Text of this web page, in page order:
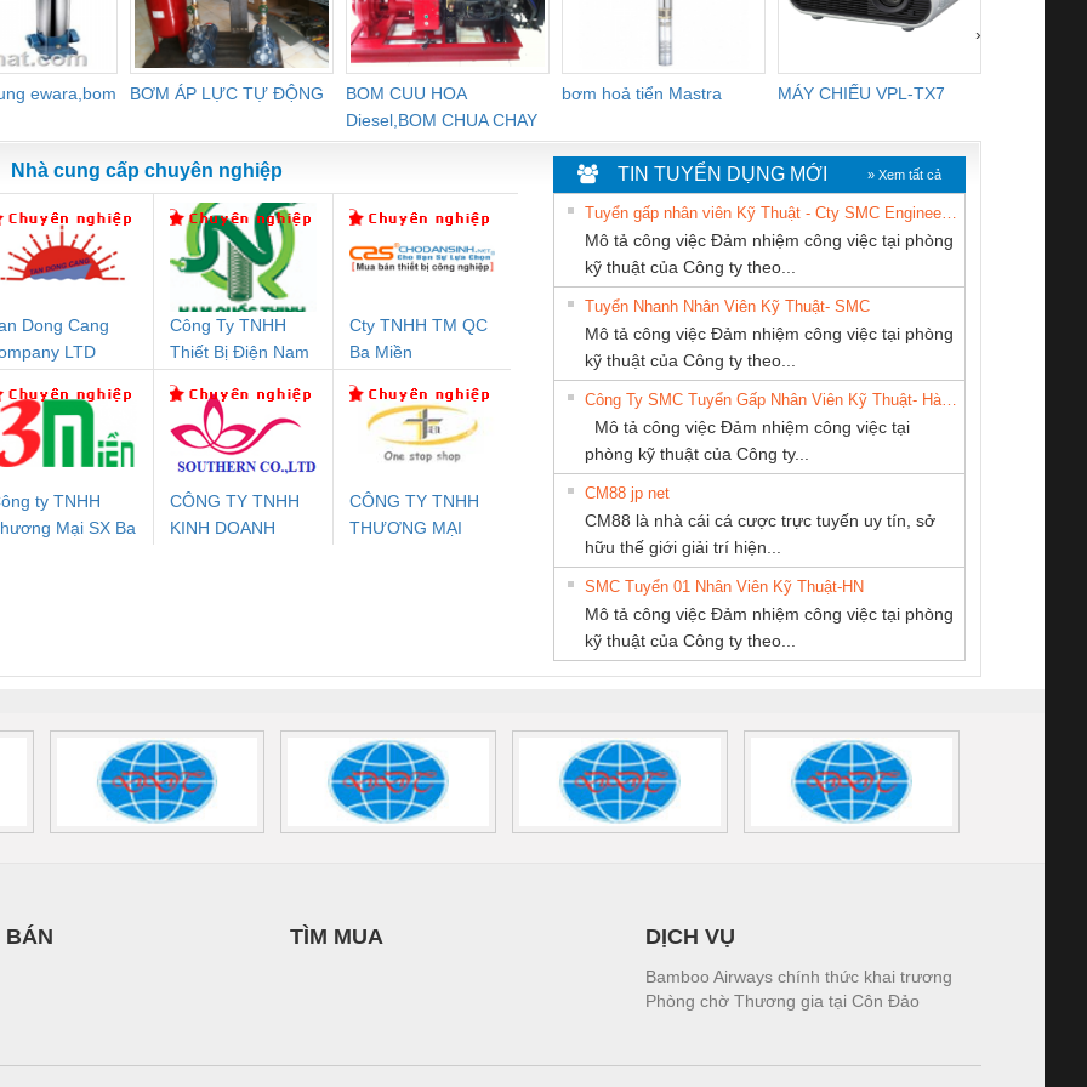
ewara,bom
BƠM ÁP LỰC TỰ ĐỘNG
BOM CUU HOA
Diesel,BOM CHUA CHAY
bơm hoả tiển Mastra MÁY CHIẾU VPL-TX7
›
An Toàn
Contact
1NO-
24DC-SP -
Rơ Le An Toàn
Phoenix Contact
PSR-SCP-
24UC/ESL4/3X1/1X2/B
- 2981059
Điện AC
Mô-đun Ắc Quy UPS
Bộ Lặp Tín Hiệu
PROFIBUS Phoenix
Contact PSI-REP-
PROFIBUS/12MB -
2708863
Rơ Le An Toàn
Phoenix Contact
2986960 – PSR-
SCP-
24DC/FSP/2X1/1X2
Rơ Le An Toàn
Bộ giám sát chuỗi
tấm pin
TRANSCLINIC 16I+
1K5 H (2502520000)
Bộ giám sát chuỗi
tấm pin
TRANSCLINIC 16I+
1K5 L (2433950000)
Bộ giám sát dòng
TRANSCLINIC 16I+
(2008130000)
điện TRANSCLINIC
BKE 1K5.4
(7791400879)2. Giá
Nẹp nhôm chống
trơn Đà Nẵng
Nhà cung cấp chuyên nghiệp
Dong Cang
LTD
Công Ty TNHH
Thiết Bị Điện Nam
Cty TNHH TM QC
Ba Miền
ty TNHH
Mại SX Ba
CÔNG TY TNHH
KINH DOANH
CÔNG TY TNHH
THƯƠNG MẠI
CONG TY TNHH
TM-DV DAI DONG
THANH
CÔNG TY TNHH
KỸ THUẬT KTECH
VIỆT NAM
CÔNG TY TNHH
SUPPLY
CÔNG TY CP TỰ
ĐỘNG TIẾN
HƯNG
PHẦN TỰ ĐỘNG
TIẾN HƯNG
PHẦN DÂY VÀ
TIN TUYỂN DỤNG MỚI » Xem tất cả
Tuyển gấp nhân viên Kỹ Thuật - Cty SMC Engineering
Mô tả công việc Đảm nhiệm công việc tại phòng
kỹ thuật của Công ty theo...
Tuyển Nhanh Nhân Viên Kỹ Thuật- SMC
Mô tả công việc Đảm nhiệm công việc tại phòng
kỹ thuật của Công ty theo...
Công Ty SMC Tuyển Gấp Nhân Viên Kỹ Thuật- Hà Nội
Mô tả công việc Đảm nhiệm công việc tại
phòng kỹ thuật của Công ty...
CM88 jp net
CM88 là nhà cái cá cược trực tuyến uy tín, sở
hữu thế giới giải trí hiện...
SMC Tuyển 01 Nhân Viên Kỹ Thuật-HN
Mô tả công việc Đảm nhiệm công việc tại phòng
kỹ thuật của Công ty theo...
BÁN TÌM MUA DỊCH VỤ
Bamboo Airways chính thức khai trương
Phòng chờ Thương gia tại Côn Đảo